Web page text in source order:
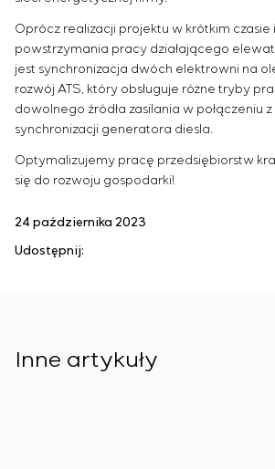
Oprócz realizacji projektu w krótkim czasie
powstrzymania pracy działającego
jest synchronizacja dwóch elektrowni na
rozwój ATS, który obsługuje różne tryby
dowolnego źródła zasilania w połączeniu
synchronizacji generatora diesla.
Optymalizujemy pracę przedsiębiorstw
się do rozwoju gospodarki!
24 października 2023
Udostępnij:
Inne artykuły